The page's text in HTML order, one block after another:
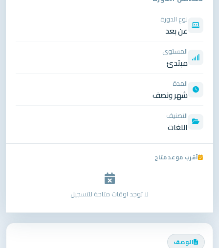
الوصف
نوع الدورة
عن بعد
المستوى
مبتدئ
المدة
شهر ونصف
التصنيف
اللغات
أقرب موعد متاح
لا توجد اوقات متاحة للتسجيل